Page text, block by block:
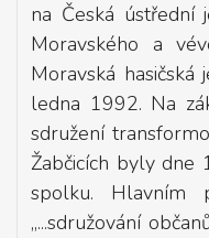
na Česká ústřední
Moravského a
Moravská hasičská
ledna 1992. Na
sdružení
Žabčicích byly dne
spolku. Hlavním
„...sdružování